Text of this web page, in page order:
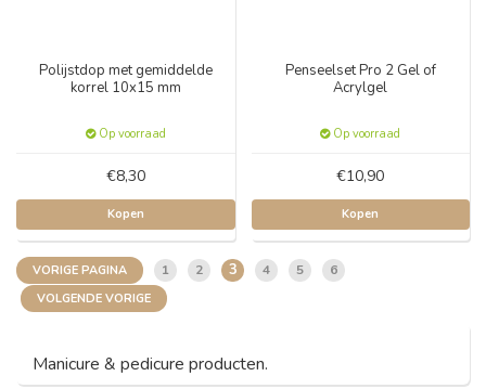
Polijstdop met gemiddelde
korrel 10x15 mm
Op voorraad
€8,30
Kopen
Penseelset Pro 2 Gel of
Acrylgel
Op voorraad
€10,90
Kopen
VORIGE PAGINA 1 2 3 4 5 6
VOLGENDE VORIGE
Manicure & pedicure producten.